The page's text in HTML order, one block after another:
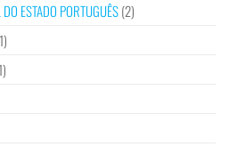
ESTADO PORTUGUÊS(2)